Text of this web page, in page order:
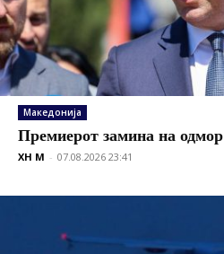
Македонија
Премиерот замина на одмор
XH M - 07.08.2026 23:41